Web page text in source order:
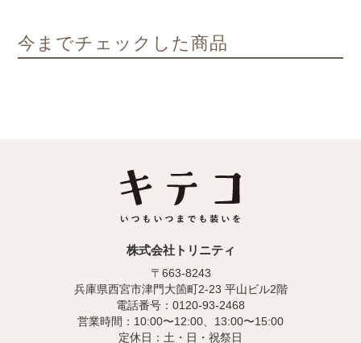
今までチェックした商品
株式会社トリニティ
〒663-8243
兵庫県西宮市津門大箇町2-23 平山ビル2階
電話番号：0120-93-2468
営業時間：10:00〜12:00、13:00〜15:00
定休日：土・日・祝祭日